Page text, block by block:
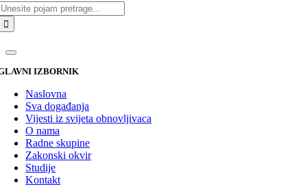
IZBORNIK
Naslovna
Sva događanja
Vijesti iz svijeta obnovljivaca
O nama
Radne skupine
Zakonski okvir
Studije
Kontakt